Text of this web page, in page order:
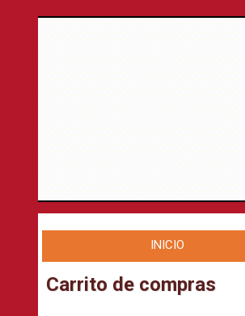
INICIO
Carrito de compras